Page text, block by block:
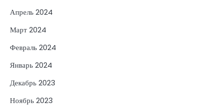
Апрель 2024
Март 2024
Февраль 2024
Январь 2024
Декабрь 2023
Ноябрь 2023